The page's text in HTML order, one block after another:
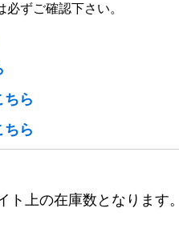
ずご確認下さい。
ちら
ちら
ト上の在庫数となります